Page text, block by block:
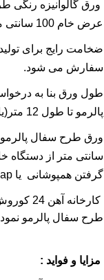
عرض خام 100 سانتی متر و 125 سانتی متر قابل تولید است.
سفارش می شود.
پالرمو تا طول 12 متر(یا بیشتر) را دارد.
سانتی متر از
گرفتن همپوشانی یا Overlap حدود 110 سانتی متر کاردهی مفید خواهد داشت.
کارخانه
آهن 24
طرح سفال پالرمو
مزایا و فواید :